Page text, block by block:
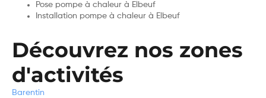
Pose pompe à chaleur à Elbeuf
Installation pompe à chaleur à Elbeuf
Découvrez nos zones
d'activités
Barentin